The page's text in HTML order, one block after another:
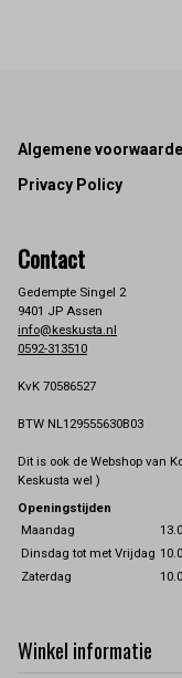
Footer
Algemene
Privacy Policy
Contact
Gedempte Singel 2
9401 JP Assen
info@keskusta.nl
0592-313510
KvK 70586527
BTW NL129555630B03
Dit is ook de Webshop van
Keskusta wel )
Openingstijden
Maandag
Dinsdag tot met Vrijdag
Zaterdag
Winkel informatie